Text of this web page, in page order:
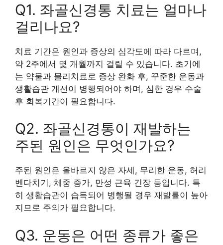
Q1. 좌골신경통 치료는 얼마나
걸리나요?
치료 기간은 원인과 증상의 심각도에 따라 다르며,
약 2주에서 몇 개월까지 걸릴 수 있습니다. 초기에
는 약물과 물리치료로 증상 완화 후, 꾸준한 운동과
생활습관 개선이 병행되어야 하며, 심한 경우 수술
후 회복기간이 필요합니다.
Q2. 좌골신경통이 재발하는
주된 원인은 무엇인가요?
주된 원인은 올바르지 않은 자세, 무리한 운동, 허리
벤다치기, 체중 증가, 만성 근육 긴장 등입니다. 특
히 생활습관이 습득되어 병행될 경우 재발률이 높아
지므로 주의가 필요합니다.
Q3. 운동은 어떤 종류가 좋은